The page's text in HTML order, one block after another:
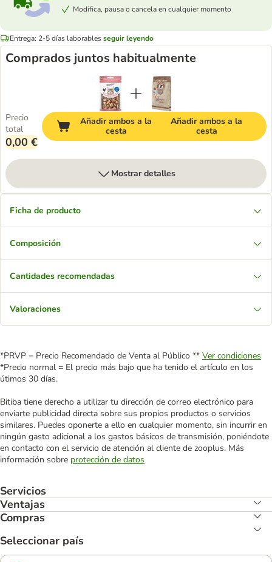
Modifica, pausa o cancela en cualquier momento
Entrega: 2-5 días laborablesseguir leyendo
Comprados juntos habitualmente
Precio
total
0,00 €
Añadir ambos a la
cesta
Añadir ambos a la
cesta
Mostrar detalles
Ficha de producto
Composición
Cantidades recomendadas
Valoraciones
*PRVP = Precio Recomendado de Venta al Público ** Ver condiciones
*Precio normal = El precio más bajo que ha tenido el artículo en los
útimos 30 días.
Bitiba tiene derecho a utilizar tu dirección de correo electrónico para
enviarte publicidad directa sobre sus propios productos o servicios
similares. Puedes oponerte a ello en cualquier momento, sin incurrir en
ningún gasto adicional a los gastos básicos de transmisión, poniéndote
en contacto con el servicio de atención al cliente de zooplus. Más
información sobre protección de datos
Servicios
Ventajas
Compras
Seleccionar país